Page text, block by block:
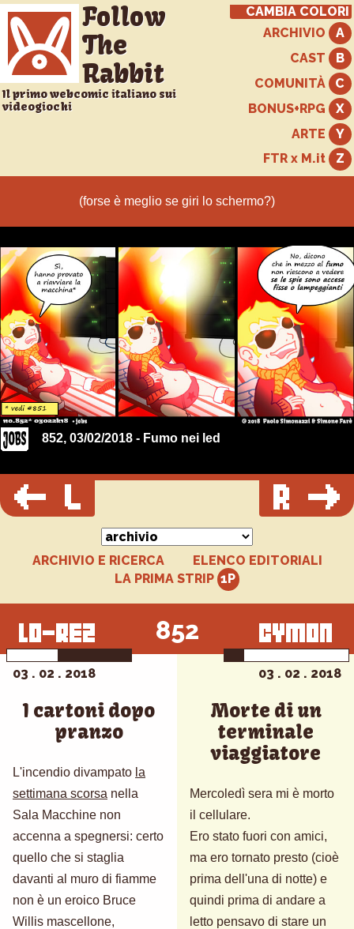
Follow
The
Rabbit
Il primo webcomic italiano sui
videogiochi
CAMBIA COLORI
ARCHIVIO
CAST
COMUNITÀ
BONUS+RPG
ARTE
FTR x M.it
852, 03/02/2018 - Fumo nei led
ARCHIVIO E RICERCA
ELENCO EDITORIALI
LA PRIMA STRIP
852
03 . 02 . 2018
I cartoni dopo
pranzo
L'incendio divampato la
settimana scorsa nella
Sala Macchine non
accenna a spegnersi: certo
quello che si staglia
davanti al muro di fiamme
non è un eroico Bruce
Willis mascellone,
03 . 02 . 2018
Morte di un
terminale
viaggiatore
Mercoledì sera mi è morto
il cellulare.
Ero stato fuori con amici,
ma ero tornato presto (cioè
prima dell'una di notte) e
quindi prima di andare a
letto pensavo di stare un